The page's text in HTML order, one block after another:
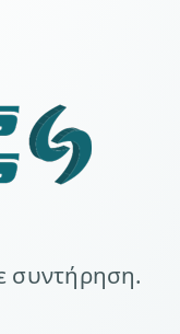
συντήρηση.